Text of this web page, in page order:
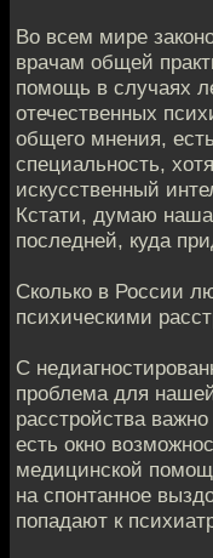
Во всем мире
врачам общей
помощь в случаях
отечественных
общего мнения,
специальность,
искусственный
Кстати, думаю
последней, куда
Сколько в России
психическими
С
проблема для
расстройства
есть окно
медицинской
на спонтанное
попадают к